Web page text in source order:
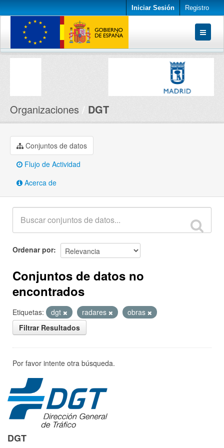
Iniciar Sesión Registro
Conjuntos de datos
Organizaciones DGT
Conjuntos de datos
Flujo de Actividad
Acerca de
Ordenar por
Conjuntos de datos no
encontrados
Etiquetas: dgt radares
obras
Filtrar Resultados
Por favor intente otra búsqueda.
DGT